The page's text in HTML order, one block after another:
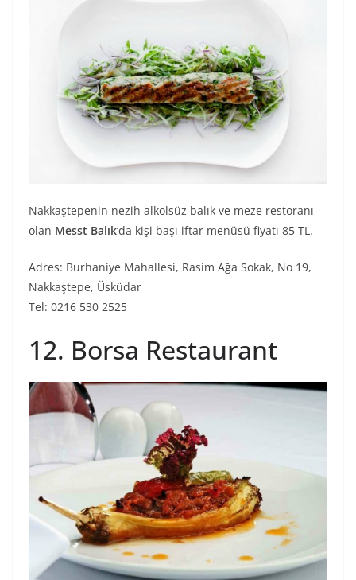
Nakkaştepenin nezih alkolsüz balık ve meze restoranı
olan Messt Balık‘da kişi başı iftar menüsü fiyatı 85 TL.
Adres: Burhaniye Mahallesi, Rasim Ağa Sokak, No 19,
Nakkaştepe, Üsküdar
Tel: 0216 530 2525
12. Borsa Restaurant